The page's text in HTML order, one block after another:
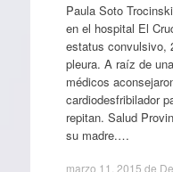
Paula Soto
en el hospital El
estatus convulsivo,
pleura. A raíz de
médicos
cardiodesfribilador
repitan. Salud
su madre.…
marzo 11, 2015 de